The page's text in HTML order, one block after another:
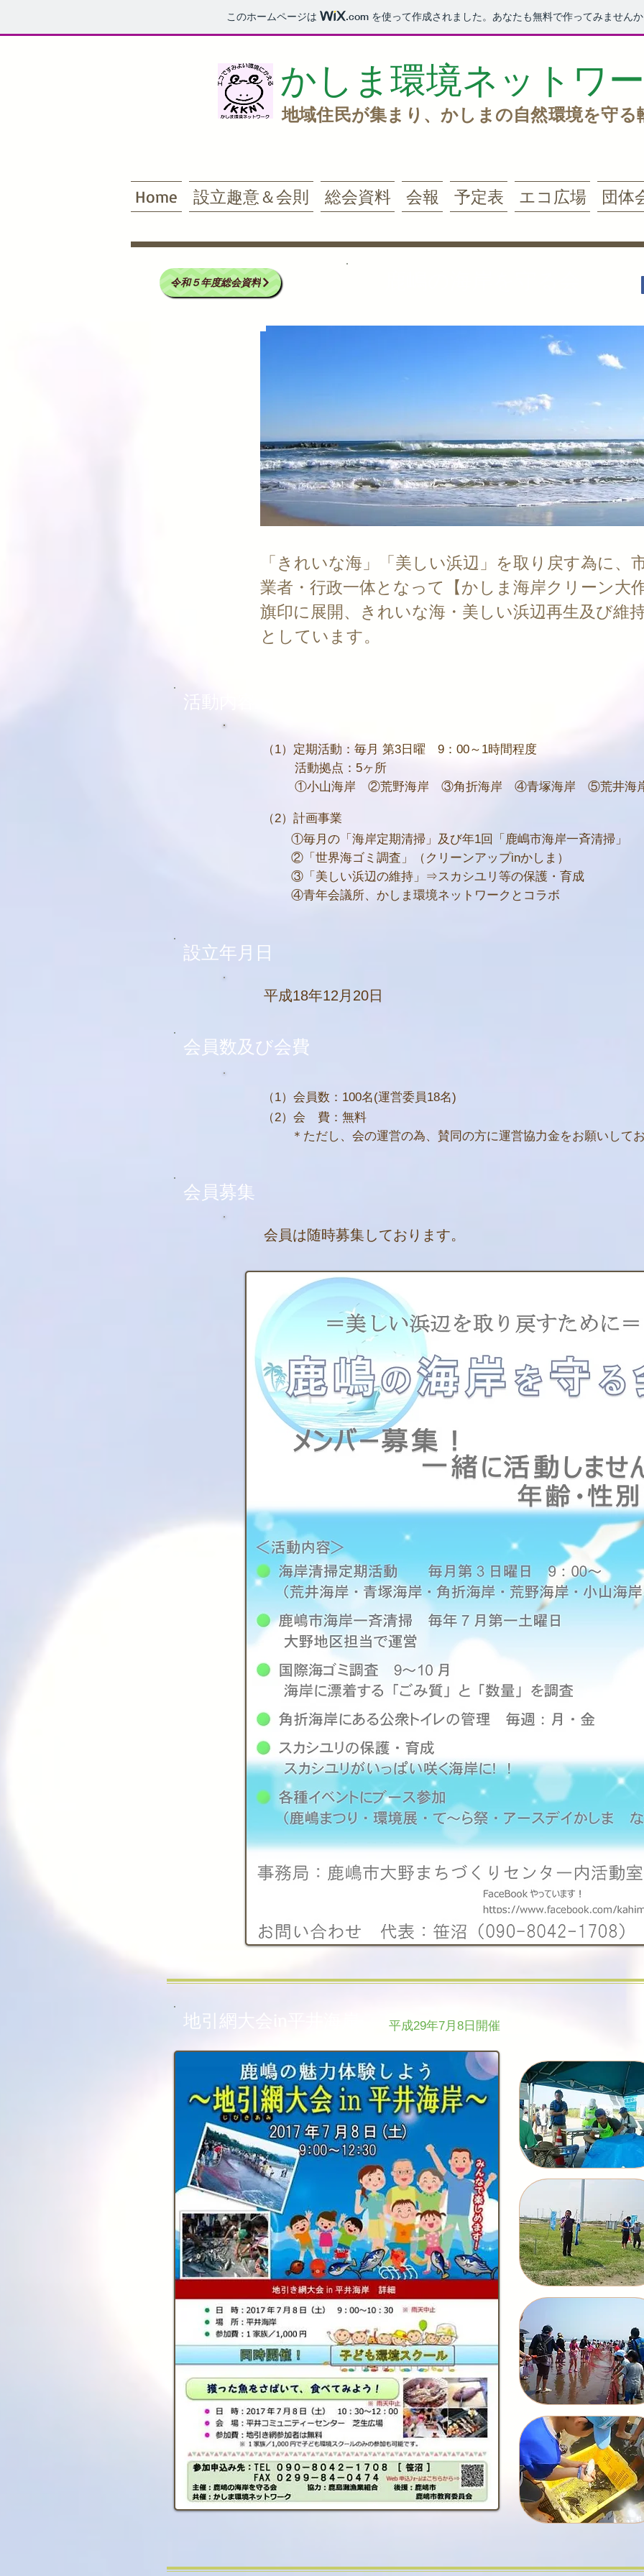
このホームページは .com を使って作成されました。あなたも無料で作ってみません
かしま環境ネットワ
地域住民が集まり、かしまの自然環境を守る
Home 設立趣意＆会則 総会資料 会報 予定表 エコ広場 団体
令和５年度総会資料
「きれいな海」「美しい浜辺」を取り戻す為に、
業者・行政一体となって【かしま海岸クリーン大
旗印に展開、きれいな海・美しい浜辺再生及び維
としています。
（1）定期活動：毎月 第3日曜 9：00～1時間程度
活動拠点：5ヶ所
①小山海岸 ②荒野海岸 ③角折海岸 ④青塚海岸 ⑤荒井海
（2）計画事業
①毎月の「海岸定期清掃」及び年1回「鹿嶋市海岸一斉清掃」
②「世界海ゴミ調査」（クリーンアップinかしま）
③「美しい浜辺の維持」⇒スカシユリ等の保護・育成
④青年会議所、かしま環境ネットワークとコラボ
設立年月日
平成18年12月20日
会員数及び会費
（1）会員数：100名(運営委員18名)
（2）会 費：無料
＊ただし、会の運営の為、賛同の方に運営協力金をお願いして
会員募集
会員は随時募集しております。
地引網大会in平井海岸 平成29年7月8日開催